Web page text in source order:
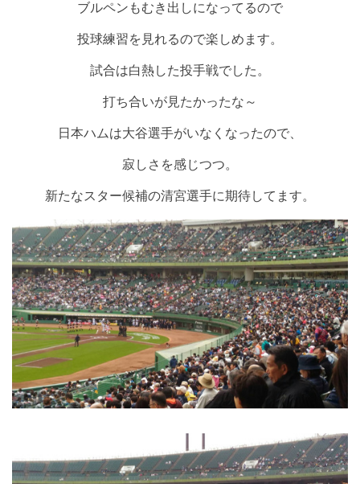
ブルペンもむき出しになってるので
投球練習を見れるので楽しめます。
試合は白熱した投手戦でした。
打ち合いが見たかったな～
日本ハムは大谷選手がいなくなったので、
寂しさを感じつつ。
新たなスター候補の清宮選手に期待してます。